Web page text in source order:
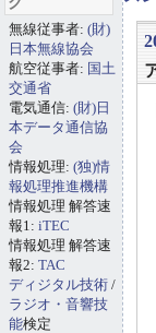
無線従事者: (財)
日本無線協会
航空従事者: 国土
交通省
電気通信: (財)日
本データ通信協
会
情報処理: (独)情
報処理推進機構
情報処理 解答速
報1: iTEC
情報処理 解答速
報2: TAC
ディジタル技術 /
ラジオ・音響技
能検定